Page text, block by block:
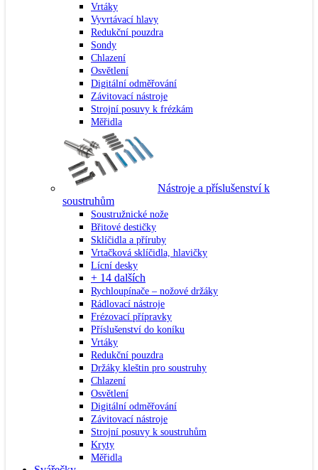
Vrtáky
Vyvrtávací hlavy
Redukční pouzdra
Sondy
Chlazení
Osvětlení
Digitální odměřování
Závitovací nástroje
Strojní posuvy k frézkám
Měřidla
Nástroje a příslušenství k
soustruhům
Soustružnické nože
Břitové destičky
Sklíčidla a příruby
Vrtačková sklíčidla, hlavičky
Lícní desky
+ 14 dalších
Rychloupínače – nožové držáky
Rádlovací nástroje
Frézovací přípravky
Příslušenství do koníku
Vrtáky
Redukční pouzdra
Držáky kleštin pro soustruhy
Chlazení
Osvětlení
Digitální odměřování
Závitovací nástroje
Strojní posuvy k soustruhům
Kryty
Měřidla